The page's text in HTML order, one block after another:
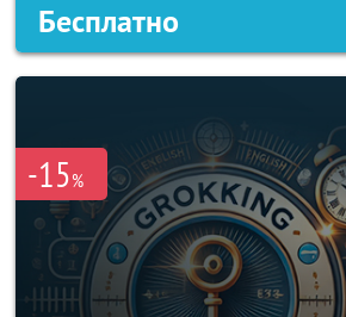
Бесплатно
-15%